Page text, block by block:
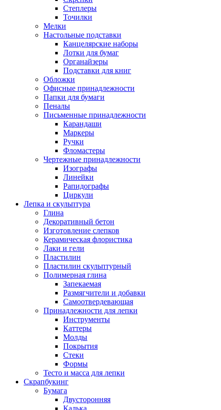
Степлеры
Точилки
Мелки
Настольные подставки
Канцелярские наборы
Лотки для бумаг
Органайзеры
Подставки для книг
Обложки
Офисные принадлежности
Папки для бумаги
Пеналы
Письменные принадлежности
Карандаши
Маркеры
Ручки
Фломастеры
Чертежные принадлежности
Изографы
Линейки
Рапидографы
Циркули
Лепка и скульптура
Глина
Декоративный бетон
Изготовление слепков
Керамическая флористика
Лаки и гели
Пластилин
Пластилин скульптурный
Полимерная глина
Запекаемая
Размягчители и добавки
Самоотвердевающая
Принадлежности для лепки
Инструменты
Каттеры
Молды
Покрытия
Стеки
Формы
Тесто и масса для лепки
Скрапбукинг
Бумага
Двусторонняя
Калька